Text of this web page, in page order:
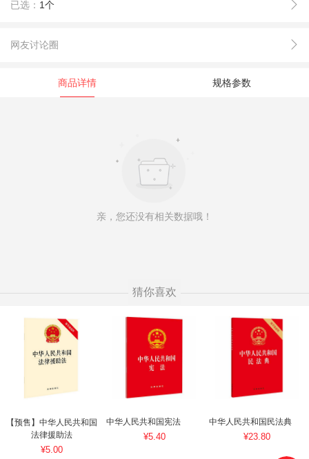
已选： 1个
网友讨论圈
商品详情 规格参数
亲，您还没有相关数据哦！
猜你喜欢
【预售】中华人民共和国
法律援助法
¥5.00
中华人民共和国宪法
¥5.40
中华人民共和国民法典
¥23.80